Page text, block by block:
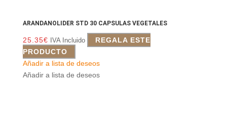
ARANDANOLIDER STD 30 CAPSULAS VEGETALES
25.35€ IVA Incluido
REGALA ESTE
PRODUCTO
Añadir a lista de deseos
Añadir a lista de deseos